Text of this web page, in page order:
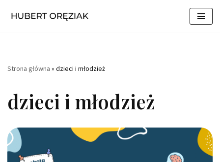
Strona główna » dzieci i młodzież
dzieci i młodzież